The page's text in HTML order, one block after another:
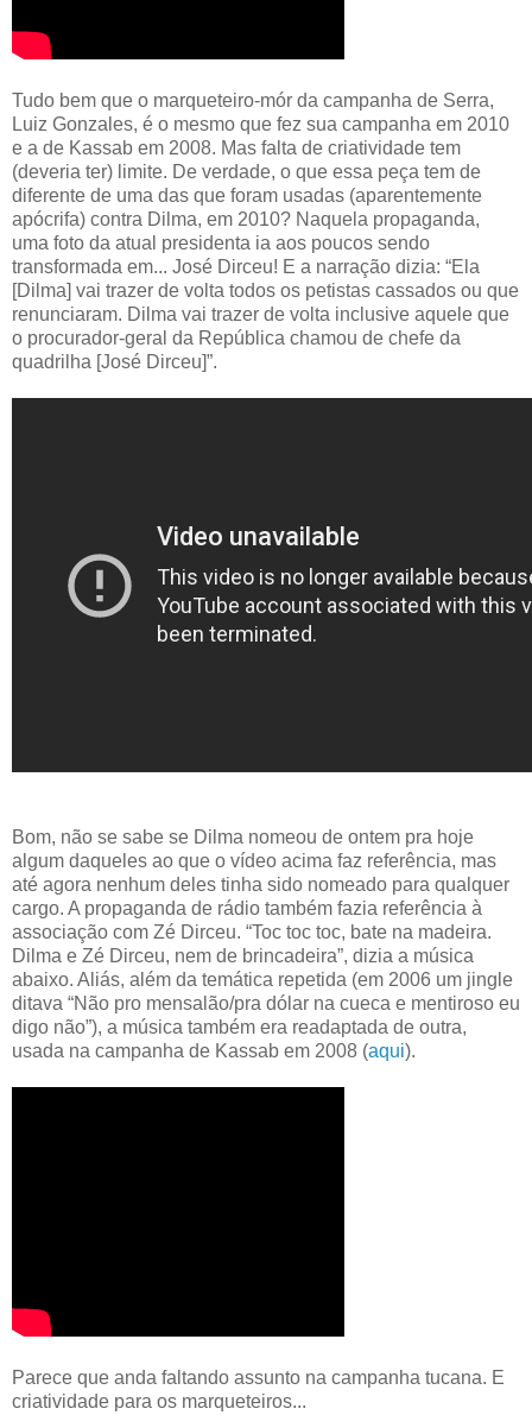
Tudo bem que o marqueteiro-mór da campanha de Serra,
Luiz Gonzales, é o mesmo que fez sua campanha em 2010
e a de Kassab em 2008. Mas falta de criatividade tem
(deveria ter) limite. De verdade, o que essa peça tem de
diferente de uma das que foram usadas (aparentemente
apócrifa) contra Dilma, em 2010? Naquela propaganda,
uma foto da atual presidenta ia aos poucos sendo
transformada em... José Dirceu! E a narração dizia: “Ela
[Dilma] vai trazer de volta todos os petistas cassados ou que
renunciaram. Dilma vai trazer de volta inclusive aquele que
o procurador-geral da República chamou de chefe da
quadrilha [José Dirceu]”.
Bom, não se sabe se Dilma nomeou de ontem pra hoje
algum daqueles ao que o vídeo acima faz referência, mas
até agora nenhum deles tinha sido nomeado para qualquer
cargo. A propaganda de rádio também fazia referência à
associação com Zé Dirceu. “Toc toc toc, bate na madeira.
Dilma e Zé Dirceu, nem de brincadeira”, dizia a música
abaixo. Aliás, além da temática repetida (em 2006 um jingle
ditava “Não pro mensalão/pra dólar na cueca e mentiroso eu
digo não”), a música também era readaptada de outra,
usada na campanha de Kassab em 2008 (aqui).
Parece que anda faltando assunto na campanha tucana. E
criatividade para os marqueteiros...